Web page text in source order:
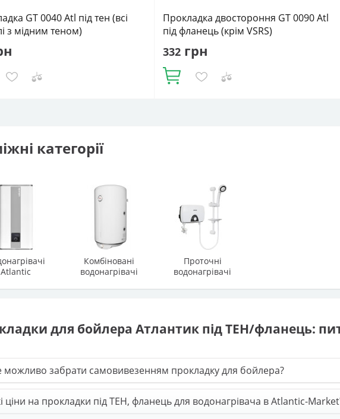
для бойлера Атлантик під ТЕН/фланець:
можливо забрати самовивезенням прокладку для бойлера?
ціни на прокладки під ТЕН, фланець для водонагрівача в Atlantic-
GT 0040 Atl під тен (всі
з мідним теном)
Прокладка двостороння GT 0090 Atl
під фланець (крім VSRS)
332 грн
Купити
категорії
Atlantic
Комбіновані
водонагрівачі
Проточні
водонагрівачі